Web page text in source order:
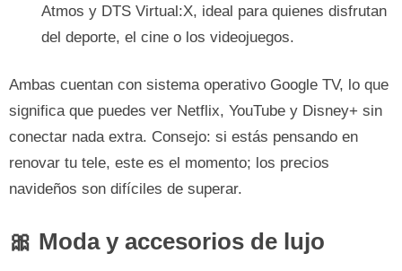
Atmos y DTS Virtual:X, ideal para quienes disfrutan
del deporte, el cine o los videojuegos.
Ambas cuentan con sistema operativo Google TV, lo que
significa que puedes ver Netflix, YouTube y Disney+ sin
conectar nada extra. Consejo: si estás pensando en
renovar tu tele, este es el momento; los precios
navideños son difíciles de superar.
🎀 Moda y accesorios de lujo